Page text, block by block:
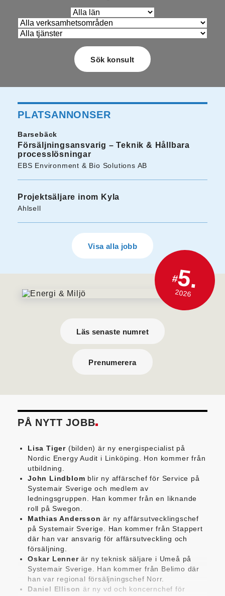
PLATSANNONSER
Barsebäck
Försäljningsansvarig – Teknik & Hållbara
processlösningar
EBS Environment & Bio Solutions AB
Projektsäljare inom Kyla
Ahlsell
Visa alla jobb
#5.
2026
Läs senaste numret
Prenumerera
PÅ NYTT JOBB
Lisa Tiger (bilden) är ny energispecialist på
Nordic Energy Audit i Linköping. Hon kommer från
utbildning.
John Lindblom blir ny affärschef för Service på
Systemair Sverige och medlem av
ledningsgruppen. Han kommer från en liknande
roll på Swegon.
Mathias Andersson är ny affärsutvecklingschef
på Systemair Sverige. Han kommer från Stappert
där han var ansvarig för affärsutveckling och
försäljning.
Oskar Lennerär ny teknisk säljare i Umeå på
Systemair Sverige. Han kommer från Belimo där
han var regional försäljningschef Norr.
Daniel Ellison är ny vd och koncernchef för